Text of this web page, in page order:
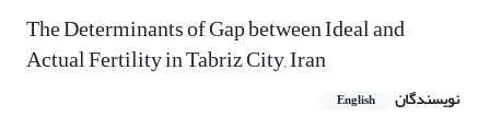
The Determinants of Gap between Ideal and
Actual Fertility in Tabriz City, Iran
نویسندگان English